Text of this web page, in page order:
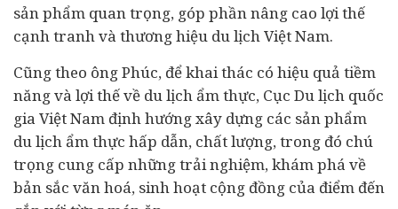
sản phẩm quan trọng, góp phần nâng cao lợi thế
cạnh tranh và thương hiệu du lịch Việt Nam.
Cũng theo ông Phúc, để khai thác có hiệu quả tiềm
năng và lợi thế về du lịch ẩm thực, Cục Du lịch quốc
gia Việt Nam định hướng xây dựng các sản phẩm
du lịch ẩm thực hấp dẫn, chất lượng, trong đó chú
trọng cung cấp những trải nghiệm, khám phá về
bản sắc văn hoá, sinh hoạt cộng đồng của điểm đến